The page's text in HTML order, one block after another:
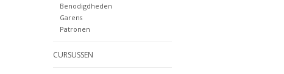
Benodigdheden
Garens
Patronen
CURSUSSEN